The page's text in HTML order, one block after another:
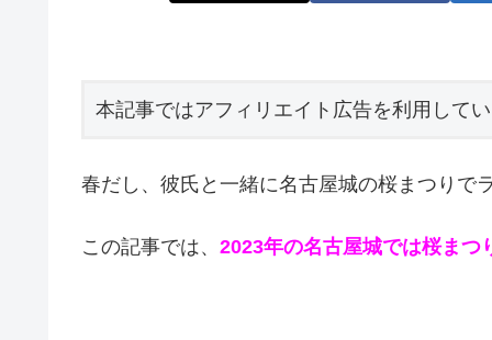
本記事ではアフィリエイト広告を利用して
春だし、彼氏と一緒に名古屋城の桜まつりで
この記事では、 2023年の名古屋城では桜まつ